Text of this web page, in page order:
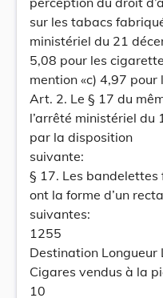
sur les tabacs
ministériel du 21
5,08 pour les
mention «c) 4,97 pour
Art. 2. Le § 17 du
l’arrêté ministériel
par la disposition
suivante:
§ 17. Les
ont la forme d’un
suivantes:
1255
Destination Longueur
Cigares vendus à la
10